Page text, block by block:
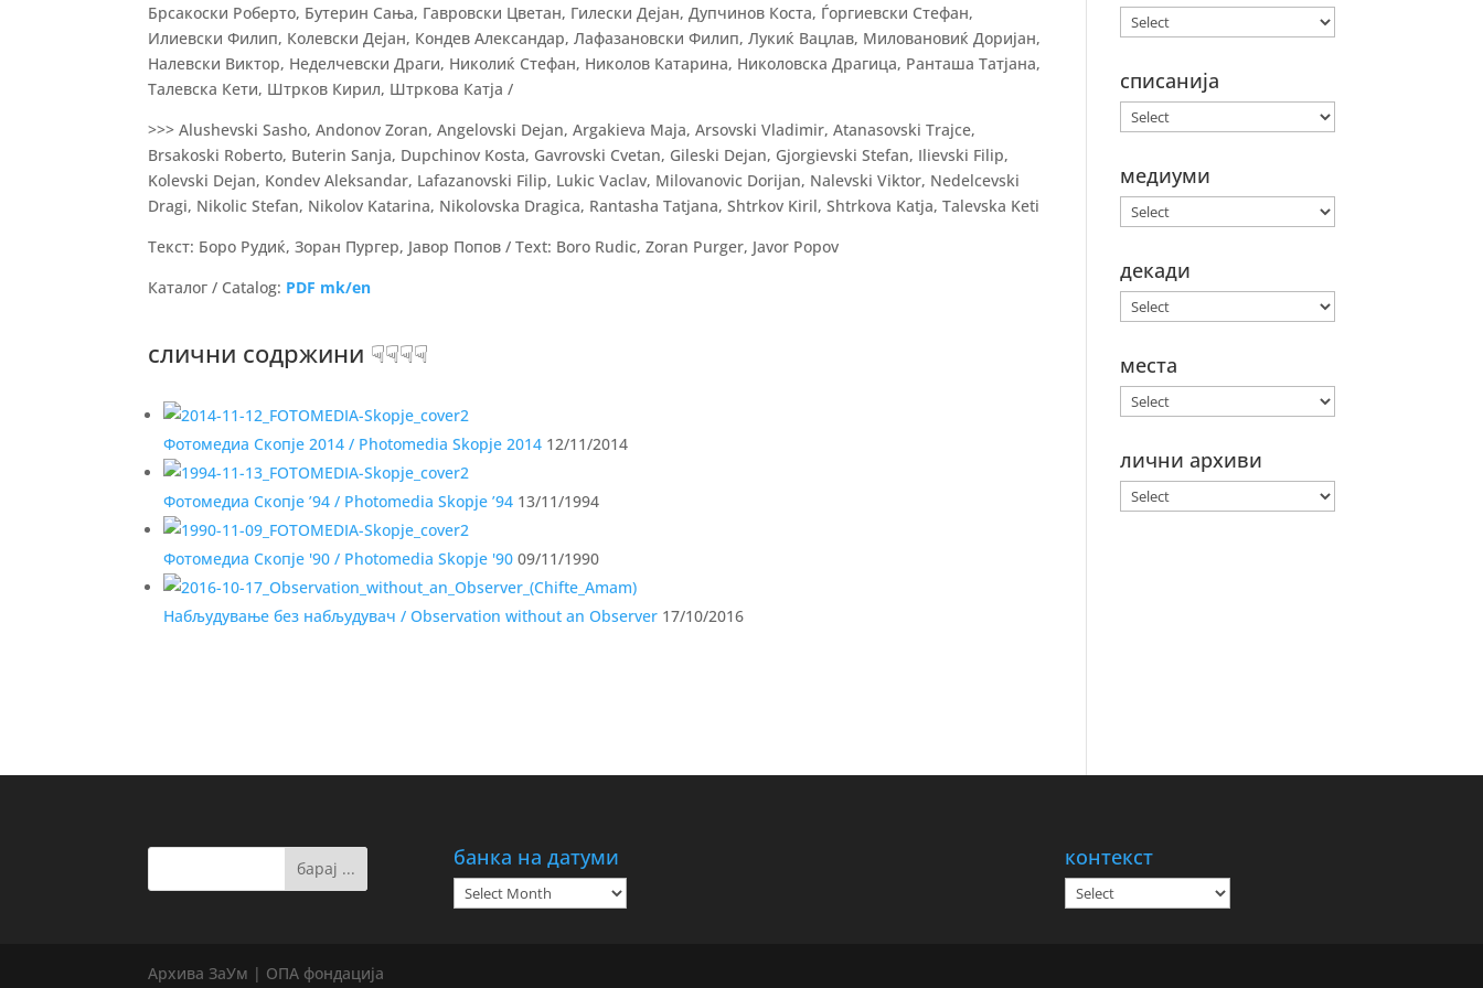
Брсакоски Роберто, Бутерин Сања, Гавровски Цветан, Гилески Дејан, Дупчинов Коста, Ѓоргиевски Стефан,
Илиевски Филип, Колевски Дејан, Кондев Александар, Лафазановски Филип, Лукиќ Вацлав, Миловановиќ Доријан,
Налевски Виктор, Неделчевски Драги, Николиќ Стефан, Николов Катарина, Николовска Драгица, Ранташа Татјана,
Талевска Кети, Штрков Кирил, Штркова Катја /
>>> Alushevski Sasho, Andonov Zoran, Angelovski Dejan, Argakieva Maja, Arsovski Vladimir, Atanasovski Trajce,
Brsakoski Roberto, Buterin Sanja, Dupchinov Kosta, Gavrovski Cvetan, Gileski Dejan, Gjorgievski Stefan, Ilievski Filip,
Kolevski Dejan, Kondev Aleksandar, Lafazanovski Filip, Lukic Vaclav, Milovanovic Dorijan, Nalevski Viktor, Nedelcevski
Dragi, Nikolic Stefan, Nikolov Katarina, Nikolovska Dragica, Rantasha Tatjana, Shtrkov Kiril, Shtrkova Katja, Talevska Keti
Текст: Боро Рудиќ, Зоран Пургер, Јавор Попов / Text: Boro Rudic, Zoran Purger, Javor Popov
Каталог / Catalog: PDF mk/en
слични содржини ☟☟☟☟
Фотомедиа Скопје 2014 / Photomedia Skopje 2014 12/11/2014
Фотомедиа Скопје ’94 / Photomedia Skopje ’94 13/11/1994
Фотомедиа Скопје '90 / Photomedia Skopje '90 09/11/1990
Набљудување без набљудувач / Observation without an Observer 17/10/2016
списанија
медиуми
декади
места
лични архиви
банка на датуми
банка
на
контекст
Архива ЗаУм | ОПА фондација